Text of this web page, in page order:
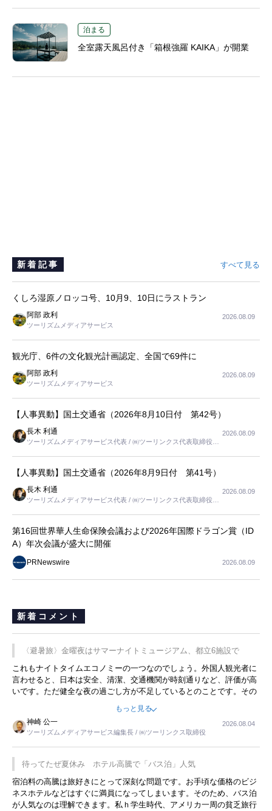
泊まる
全室露天風呂付き「箱根強羅 KAIKA」が開業
新着記事 すべて見る
くしろ湿原ノロッコ号、10月9、10日にラストラン
阿部 政利
ツーリズムメディアサービス
2026.08.09
観光庁、6件の文化観光計画認定、全国で69件に
阿部 政利
ツーリズムメディアサービス
2026.08.09
【人事異動】国土交通省（2026年8月10日付 第42号）
長木 利通
ツーリズムメディアサービス代表 / ㈱ツーリンクス代表取締役社
2026.08.09
【人事異動】国土交通省（2026年8月9日付 第41号）
長木 利通
ツーリズムメディアサービス代表 / ㈱ツーリンクス代表取締役社
2026.08.09
第16回世界華人生命保険会議および2026年国際ドラゴン賞（ID
A）年次会議が盛大に開催
PRNewswire 2026.08.09
新着コメント
〈避暑旅〉金曜夜はサマーナイトミュージアム、都立6施設で
これもナイトタイムエコノミーの一つなのでしょう。外国人観光者に
言わせると、日本は安全、清潔、交通機関が時刻通りなど、評価が高
いです。ただ健全な夜の過ごし方が不足しているとのことです。その
ような意味で、金曜夜にこのようなイベントが行われれば、日本人に
限らず外国人にとっても楽しみが増えるでしょうね。
もっと見る
神崎 公一
ツーリズムメディアサービス編集長 / ㈱ツーリンクス取締役
2026.08.04
待ってたぜ夏休み ホテル高騰で「バス泊」人気
宿泊料の高騰は旅好きにとって深刻な問題です。お手頃な価格のビジ
ネスホテルなどはすぐに満員になってしまいます。そのため、バス泊
が人気なのは理解できます。私ｈ学生時代、アメリカ一周の貧乏旅行